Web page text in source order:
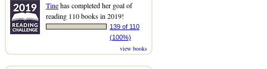
Tinehas completed her goal of
reading 110 books in 2019!
139 of 110
(100%)
view books